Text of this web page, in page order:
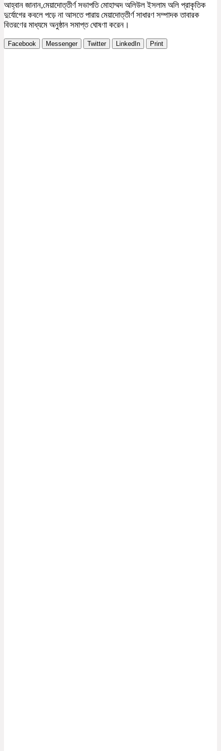
আহ্বান জানান,মেয়াদোত্তীর্ণ সভাপতি মোহাম্মদ অলিউল ইসলাম অলি প্রাকৃতিক
দুর্যোগের কবলে পড়ে না আসতে পারায় মেয়াদোত্তীর্ণ সাধারণ সম্পাদক তাবারক
বিতরণের মাধ্যমে অনুষ্ঠান সমাপ্ত ঘোষণা করেন।
Facebook Messenger Twitter LinkedIn Print